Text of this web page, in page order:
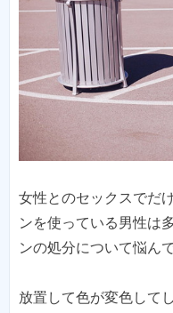
女性とのセックスでだ
ンを使っている男性は
ンの処分について悩ん
放置して色が変色して